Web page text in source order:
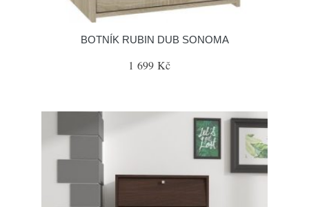
BOTNÍK RUBIN DUB SONOMA
1 699 Kč